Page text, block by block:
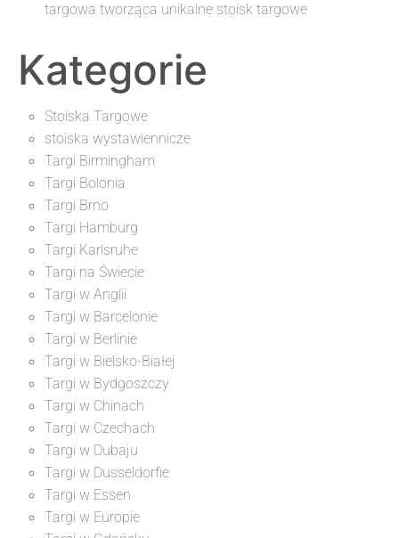
targowa tworząca unikalne stoisk targowe
Kategorie
Stoiska Targowe
stoiska wystawiennicze
Targi Birmingham
Targi Bolonia
Targi Brno
Targi Hamburg
Targi Karlsruhe
Targi na Świecie
Targi w Anglii
Targi w Barcelonie
Targi w Berlinie
Targi w Bielsko-Białej
Targi w Bydgoszczy
Targi w Chinach
Targi w Czechach
Targi w Dubaju
Targi w Dusseldorfie
Targi w Essen
Targi w Europie